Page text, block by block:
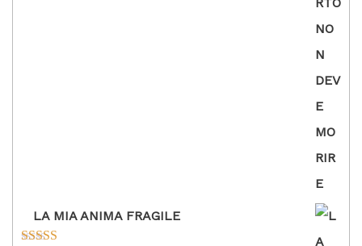
LA MIA ANIMA FRAGILE